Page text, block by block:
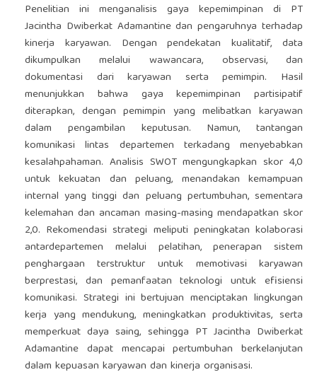
Penelitian ini menganalisis gaya kepemimpinan di PT
Jacintha Dwiberkat Adamantine dan pengaruhnya terhadap
kinerja karyawan. Dengan pendekatan kualitatif, data
dikumpulkan melalui wawancara, observasi, dan
dokumentasi dari karyawan serta pemimpin. Hasil
menunjukkan bahwa gaya kepemimpinan partisipatif
diterapkan, dengan pemimpin yang melibatkan karyawan
dalam pengambilan keputusan. Namun, tantangan
komunikasi lintas departemen terkadang menyebabkan
kesalahpahaman. Analisis SWOT mengungkapkan skor 4,0
untuk kekuatan dan peluang, menandakan kemampuan
internal yang tinggi dan peluang pertumbuhan, sementara
kelemahan dan ancaman masing-masing mendapatkan skor
2,0. Rekomendasi strategi meliputi peningkatan kolaborasi
antardepartemen melalui pelatihan, penerapan sistem
penghargaan terstruktur untuk memotivasi karyawan
berprestasi, dan pemanfaatan teknologi untuk efisiensi
komunikasi. Strategi ini bertujuan menciptakan lingkungan
kerja yang mendukung, meningkatkan produktivitas, serta
memperkuat daya saing, sehingga PT Jacintha Dwiberkat
Adamantine dapat mencapai pertumbuhan berkelanjutan
dalam kepuasan karyawan dan kinerja organisasi.